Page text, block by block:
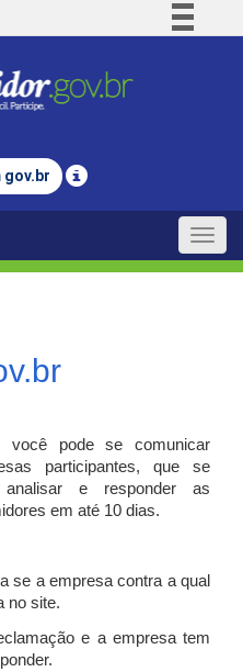
Comunica BR
Legislação
gov.br
Toggle
você pode se comunicar
participantes, que se
e responder as
em até 10 dias.
se a empresa contra a qual
no site.
e a empresa tem